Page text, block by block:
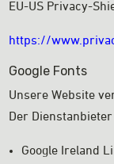
EU-US Privacy-
https://
Google Fonts
Unsere Website
Der
Google Ireland